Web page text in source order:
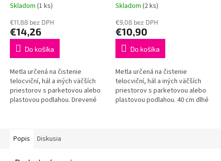
Skladom (1 ks)
€11,88 bez DPH
€14,26
Do košíka
Metla určená na čistenie
telocviční, hál a iných väčších
priestorov s parketovou alebo
plastovou podlahou. Drevené
Skladom (2 ks)
€9,08 bez DPH
€10,90
Do košíka
Metla určená na čistenie
telocviční, hál a iných väčších
priestorov s parketovou alebo
plastovou podlahou. 40 cm dlhé
Popis Diskusia